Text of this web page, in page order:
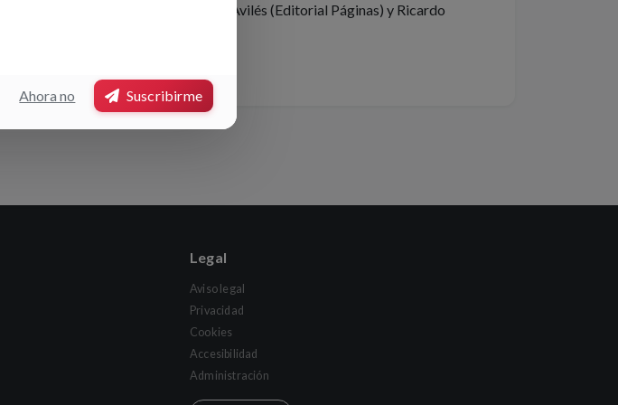
Juan Tamariz, Ramón Mayrata, Laura Avilés (Editorial Páginas) y Ricardo
Ahora no Suscribirme
Legal
Aviso legal
Privacidad
Cookies
Accesibilidad
Administración